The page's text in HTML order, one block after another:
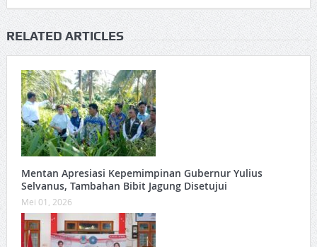
RELATED ARTICLES
Mentan Apresiasi Kepemimpinan Gubernur Yulius
Selvanus, Tambahan Bibit Jagung Disetujui
Mei 01, 2026